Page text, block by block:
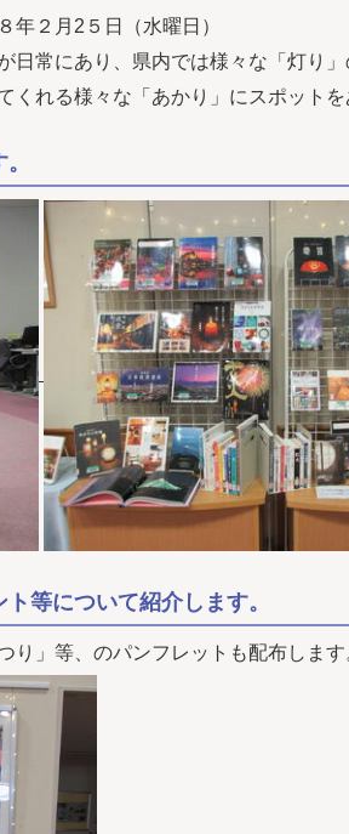
２月2５日（水曜日）
常にあり、県内では様々な「灯り」
れる様々な「あかり」にスポット
等について紹介します。
」等、のパンフレットも配布します